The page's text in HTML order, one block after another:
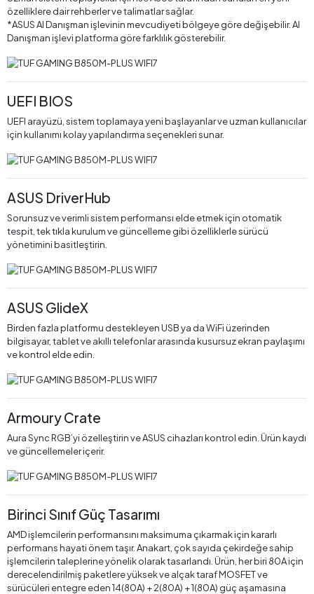
özelliklere dair rehberler ve talimatlar sağlar.
*ASUS AI Danışman işlevinin mevcudiyeti bölgeye göre değişebilir. AI
Danışman işlevi platforma göre farklılık gösterebilir.
UEFI BIOS
UEFI arayüzü, sistem toplamaya yeni başlayanlar ve uzman kullanıcılar
için kullanımı kolay yapılandırma seçenekleri sunar.
ASUS DriverHub
Sorunsuz ve verimli sistem performansı elde etmek için otomatik
tespit, tek tıkla kurulum ve güncelleme gibi özelliklerle sürücü
yönetimini basitleştirin.
ASUS GlideX
Birden fazla platformu destekleyen USB ya da WiFi üzerinden
bilgisayar, tablet ve akıllı telefonlar arasında kusursuz ekran paylaşımı
ve kontrol elde edin.
Armoury Crate
Aura Sync RGB’yi özelleştirin ve ASUS cihazları kontrol edin. Ürün kaydı
ve güncellemeler içerir.
Birinci Sınıf Güç Tasarımı
AMD işlemcilerin performansını maksimuma çıkarmak için kararlı
performans hayati önem taşır. Anakart, çok sayıda çekirdeğe sahip
işlemcilerin taleplerine yönelik olarak tasarlandı. Ürün, her biri 80A için
derecelendirilmiş paketlere yüksek ve alçak taraf MOSFET ve
sürücüleri entegre eden 14(80A) + 2(80A) + 1(80A) güç aşamasına